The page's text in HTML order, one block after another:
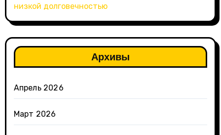
низкой долговечностью
Архивы
Апрель 2026
Март 2026